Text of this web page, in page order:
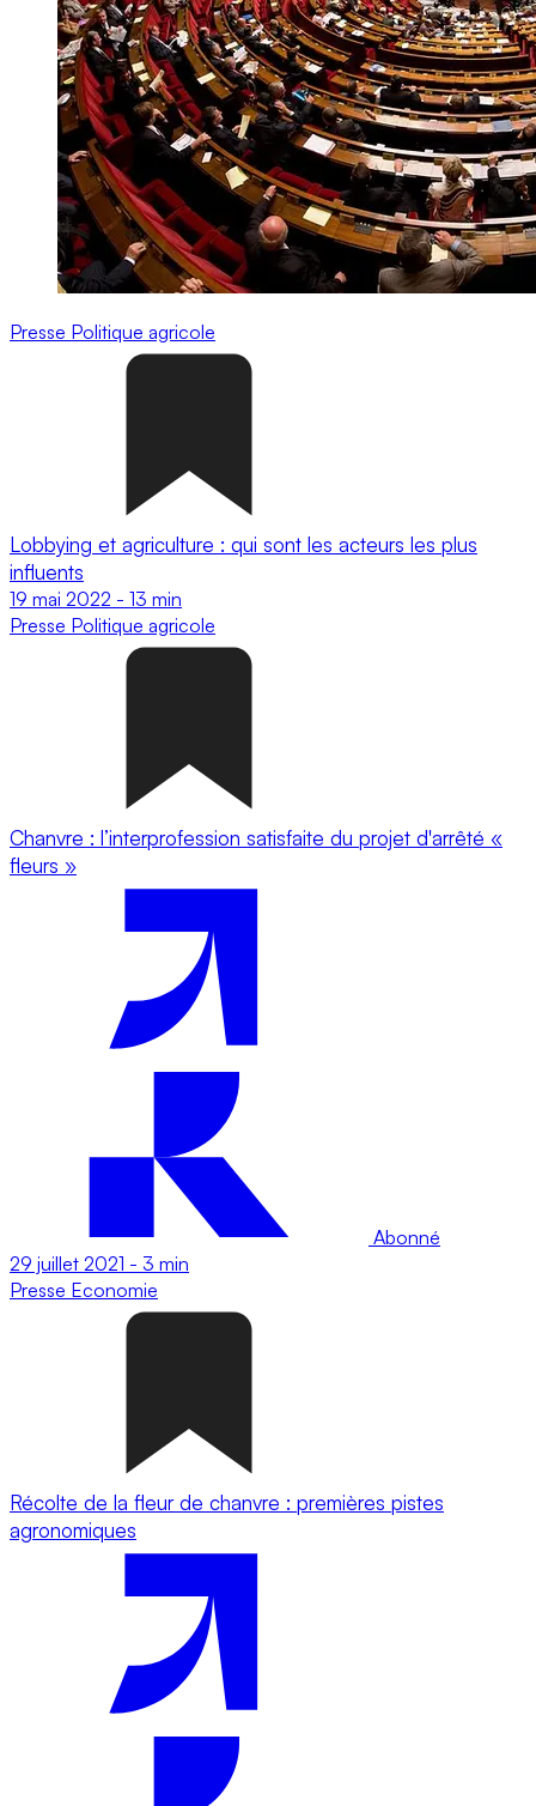
Presse Politique agricole
Lobbying et agriculture : qui sont les acteurs les plus
influents
19 mai 2022 - 13 min
Presse Politique agricole
Chanvre : l’interprofession satisfaite du projet d'arrêté «
fleurs »
Abonné
29 juillet 2021 - 3 min
Presse Economie
Récolte de la fleur de chanvre : premières pistes
agronomiques